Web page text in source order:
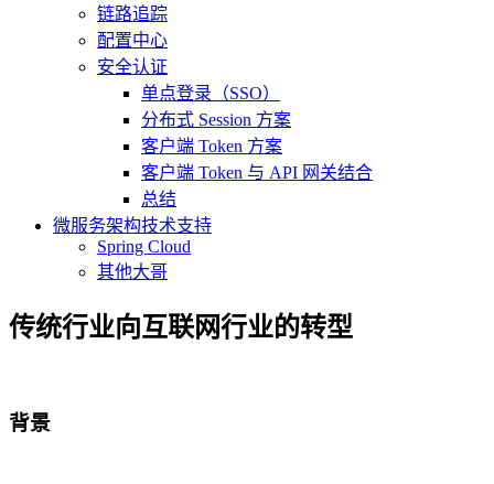
链路追踪
配置中心
安全认证
单点登录（SSO）
分布式 Session 方案
客户端 Token 方案
客户端 Token 与 API 网关结合
总结
微服务架构技术支持
Spring Cloud
其他大哥
传统行业向互联网行业的转型
背景